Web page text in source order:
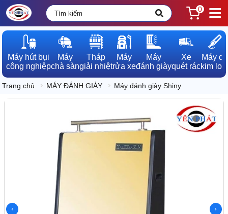
0
Máy hút bụi
công nghiệp
Máy
chà sàn
Tháp
giải nhiệt
Máy
rửa xe
Máy
đánh giày
Xe
quét rác
Máy dò
kim loại
Trang chủ MÁY ĐÁNH GIÀY Máy đánh giày Shiny